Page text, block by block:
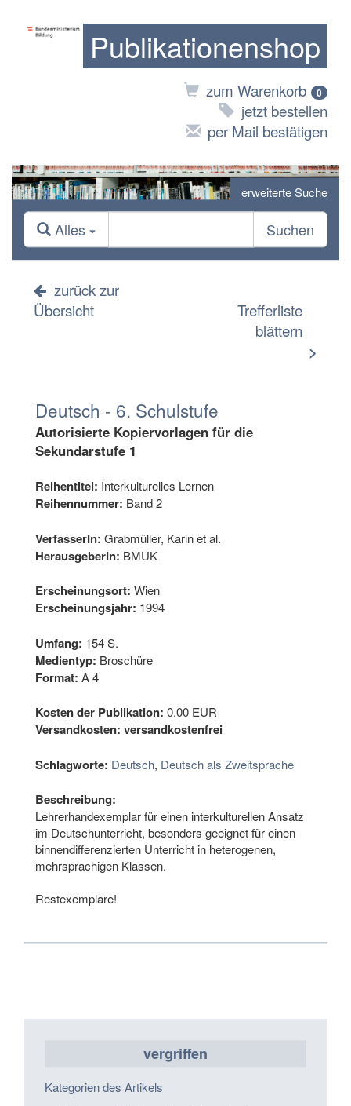
Publikationenshop
zum Warenkorb 0
jetzt bestellen
per Mail bestätigen
erweiterte Suche
Alles Suchen
zurück zur
Übersicht
Trefferliste
blättern
>
Deutsch - 6. Schulstufe
Autorisierte Kopiervorlagen für die
Sekundarstufe 1
Reihentitel: Interkulturelles Lernen
Reihennummer: Band 2
VerfasserIn: Grabmüller, Karin et al.
HerausgeberIn: BMUK
Erscheinungsort: Wien
Erscheinungsjahr: 1994
Umfang: 154 S.
Medientyp: Broschüre
Format: A 4
Kosten der Publikation: 0.00 EUR
Versandkosten: versandkostenfrei
Schlagworte: Deutsch, Deutsch als Zweitsprache
Beschreibung:
Lehrerhandexemplar für einen interkulturellen Ansatz
im Deutschunterricht, besonders geeignet für einen
binnendifferenzierten Unterricht in heterogenen,
mehrsprachigen Klassen.
Restexemplare!
vergriffen
Kategorien des Artikels